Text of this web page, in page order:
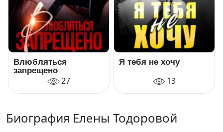
Влюбляться
запрещено
27
Я тебя не хочу
13
Биография Елены Тодоровой